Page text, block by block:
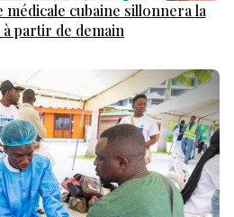
médicale cubaine sillonnera la
partir de demain